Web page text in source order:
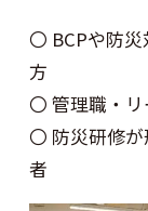
〇 BCPや防
方
〇 管理職・
〇 防災研修
者